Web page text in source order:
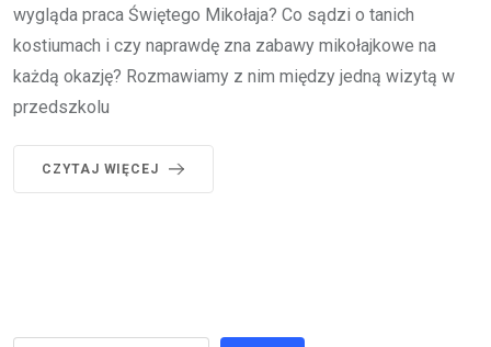
wygląda praca Świętego Mikołaja? Co sądzi o tanich
kostiumach i czy naprawdę zna zabawy mikołajkowe na
każdą okazję? Rozmawiamy z nim między jedną wizytą w
przedszkolu
CZYTAJ WIĘCEJ